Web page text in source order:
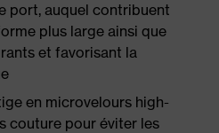
port, auquel contribuent
plus large ainsi que
et favorisant la
en microvelours high-
couture pour éviter les